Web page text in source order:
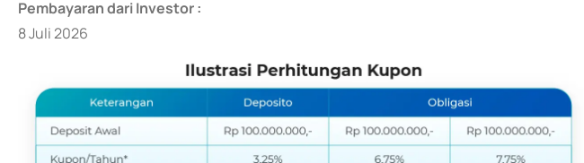
Pembayaran dari Investor :
8 Juli 2026